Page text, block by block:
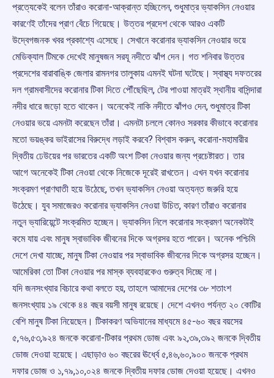
প্রত্যেকেই বলেন তাঁরাও করোনা-আক্রান্ত হচ্ছিলেন, শুধুমাত্র ভ্যাকসিন নেওয়ার
কারণেই তাঁদের প্রাণ বেঁচে গিয়েছে। উত্তর প্রদেশ থেকে আরও একটি
উদ্বেগজনক খবর প্রকাশ্যে এসেছে। সেখানে করোনার ভ্যাকসিন নেওয়ার ভয়ে
মেডিক্যাল টিমকে দেখেই মানুষজন সরযূ নদীতে ঝাঁপ দেন। গত শনিবার উত্তর
প্রদেশের বারাবাঙ্কি জেলার রামনগর তালুকায় এমনই ঘটনা ঘটেছে। স্বাস্থ্য দফতরের
দল গ্রামবাসীদের করোনার টিকা দিতে পৌঁছেছিল, টের পাওয়া মাত্রই স্থানীয় বাসিন্দারা
নদীর ধারে জড়ো হতে থাকেন। অনেকেই নাকি নদীতে ঝাঁপও দেন, শুধুমাত্র টিকা
নেওয়ার ভয়ে এমনটা করেছেন তাঁরা। এমনটা চললে কোনও সরকার কীভাবে করোনার
মতো ভয়ঙ্কর ভাইরাসের বিরুদ্ধে লড়াই করবে? বিশ্বাস করুন, করোনা-মহামারীর
দ্বিতীয় ঢেউয়ের পর ভারতের একটি অংশ টিকা নেওয়ার জন্য প্রচেষ্টারত। তার
আগে অনেকেই টিকা নেওয়া থেকে নিজেকে দূরেই রাখতেন। এখন যখন করোনার
সংক্রমণ প্রাণঘাতী হয়ে উঠেছে, তখন ভ্যাকসিন নেওয়া অত্যন্ত জরুরি হয়ে
উঠেছে। যুব সমাজেরও করোনার ভ্যাকসিন নেওয়া উচিত, কারণ তাঁরাও করোনার
নতুন ভ্যারিয়েন্টে সংক্রমিত হচ্ছেন। ভ্যাকসিন নিলে করোনার সংক্রমণ অনেকটাই
কমে যায় এবং মানুষ স্বাভাবিক জীবনের দিকে অগ্রসর হতে পারেন। অনেক পশ্চিমি
দেশে দেখা যাচ্ছে, মানুষ টিকা নেওয়ার পর স্বাভাবিক জীবনের দিকে অগ্রসর হচ্ছেন।
আমেরিকা তো টিকা নেওয়ার পর মাস্ক ব্যবহারকেও গুরুত্ব দিচ্ছে না।
যদি জনসংখ্যার বিচারে কথা বলতে হয়, তাহলে আমাদের দেশের ৩৮ শতাংশ
জনসংখ্যায় ১৯ থেকে ৪৪ বছর বয়সী মানুষ রয়েছে। দেশে এখনও পর্যন্ত ২০ কোটির
বেশি মানুষ টিকা নিয়েছেন। টিকাকরণ অভিযানের মাধ্যমে ৪৫-৬০ বছর বয়সের
৫,৭৬,৫৩,৯২৪ জনকে করোনা-টিকার প্রথম ডোজ এবং ৯২,৩৯,৩৯২ জনকে দ্বিতীয়
ডোজ দেওয়া হয়েছে। এছাড়াও ৬০ বছরের ঊর্ধ্বে ৫,৪৬,৬০,৯০০ জনকে প্রথম
দফার ডোজ ও ১,৭৯,১০,০২৪ জনকে দ্বিতীয় দফার ডোজ দেওয়া হয়েছে। এখনও